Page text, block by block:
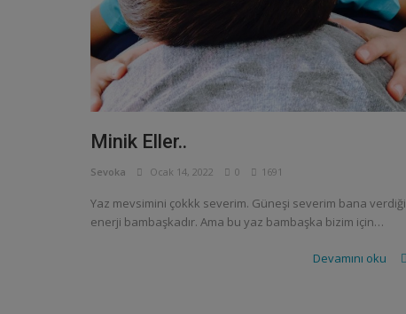
Minik Eller..
Sevoka Ocak 14, 2022 0 1691
Yaz mevsimini çokkk severim. Güneşi severim bana verdiği
enerji bambaşkadır. Ama bu yaz bambaşka bizim için…
Devamını oku